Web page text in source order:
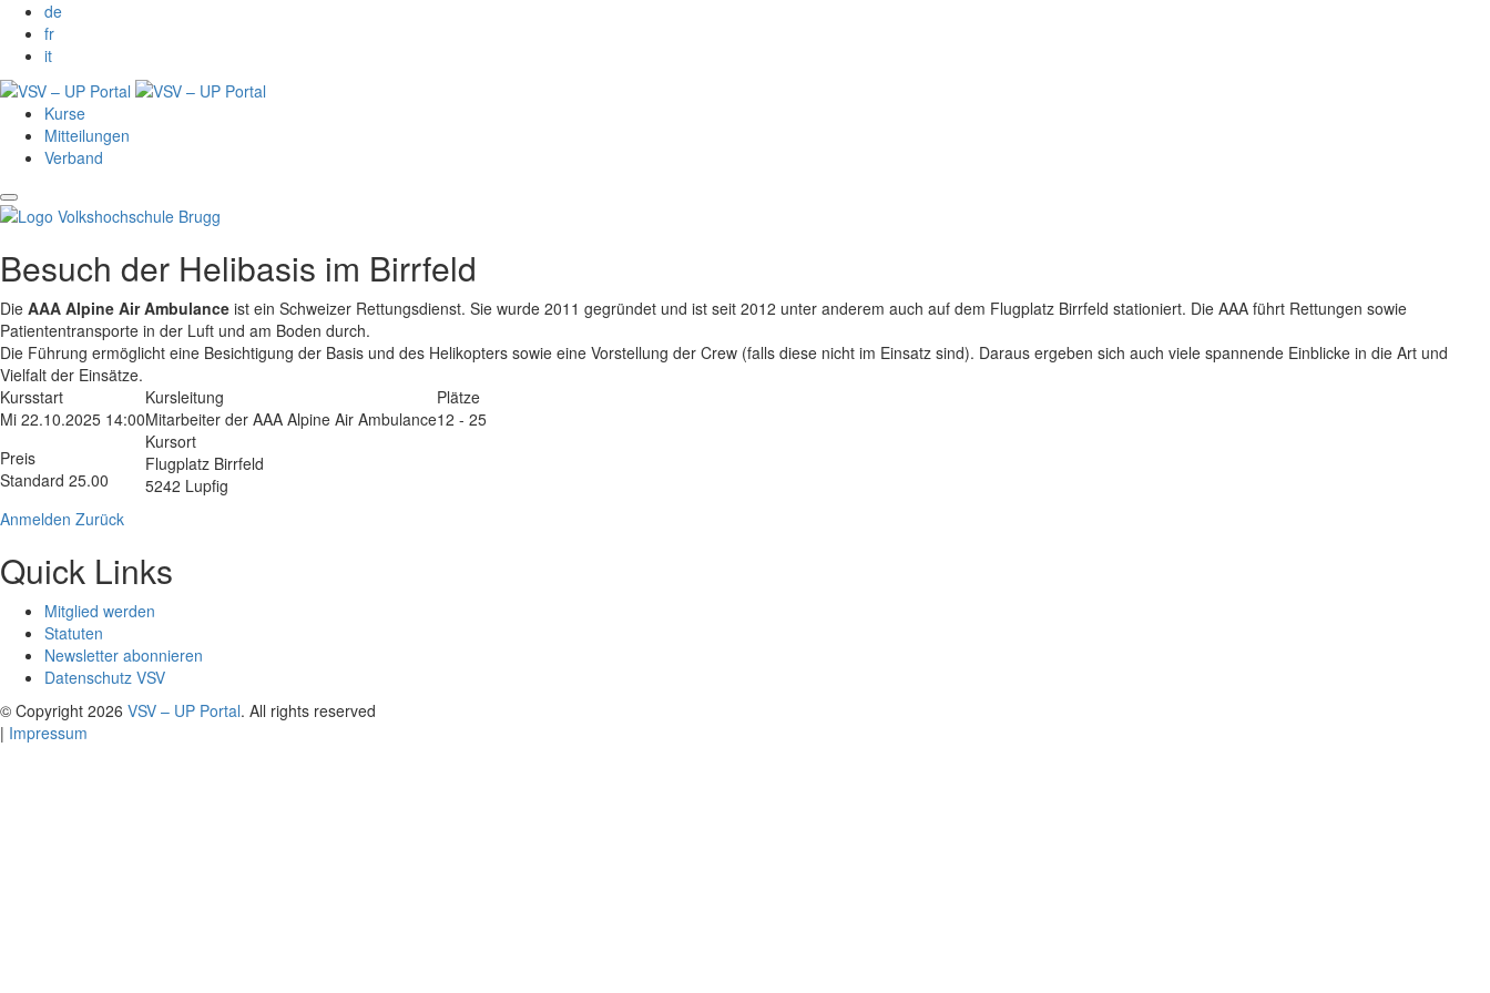
de
fr
it
Kurse
Mitteilungen
Verband
Besuch der Helibasis im Birrfeld
Die AAA Alpine Air Ambulance ist ein Schweizer Rettungsdienst. Sie wurde 2011 gegründet und ist seit 2012 unter anderem auch auf dem Flugplatz Birrfeld stationiert. Die AAA führt Rettungen sowie
Patiententransporte in der Luft und am Boden durch.
Die Führung ermöglicht eine Besichtigung der Basis und des Helikopters sowie eine Vorstellung der Crew (falls diese nicht im Einsatz sind). Daraus ergeben sich auch viele spannende Einblicke in die Art und
Vielfalt der Einsätze.
Kursstart
Mi 22.10.2025 14:00
Kursleitung
Mitarbeiter der AAA Alpine Air Ambulance
Plätze
12 - 25
Preis
Standard 25.00
Kursort
Flugplatz Birrfeld
5242 Lupfig
Anmelden Zurück
Quick Links
Mitglied werden
Statuten
Newsletter abonnieren
Datenschutz VSV
© Copyright 2026 VSV – UP Portal. All rights reserved
| Impressum